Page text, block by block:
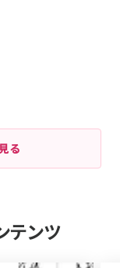
る
テンツ